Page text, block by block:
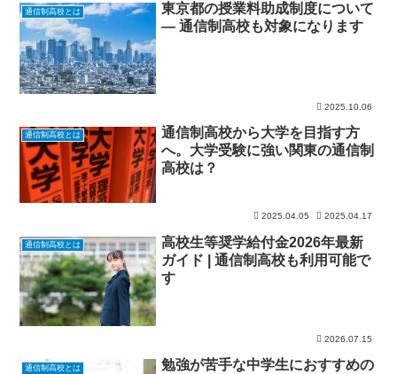
通信制高校とは
東京都の授業料助成制度について
— 通信制高校も対象になります
2025.10.06
通信制高校とは
通信制高校から大学を目指す方
へ。大学受験に強い関東の通信制
高校は？
2025.04.05 2025.04.17
通信制高校とは
高校生等奨学給付金2026年最新
ガイド | 通信制高校も利用可能で
す
2026.07.15
通信制高校とは
勉強が苦手な中学生におすすめの